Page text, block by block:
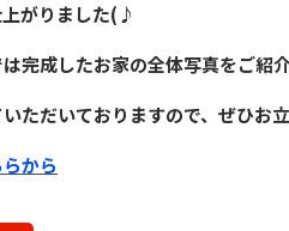
上がりました(♪
完成したお家の全体写真をご紹
ただいておりますので、ぜひお
から